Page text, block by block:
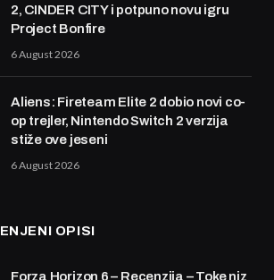
2, CINDER CITY i potpuno novu igru
Project Bonfire
6 August 2026
Aliens: Fireteam Elite 2 dobio novi co-
op trejler, Nintendo Switch 2 verzija
stiže ove jeseni
6 August 2026
OPISI
Forza Horizon 6 – Recenzija – Toke niz